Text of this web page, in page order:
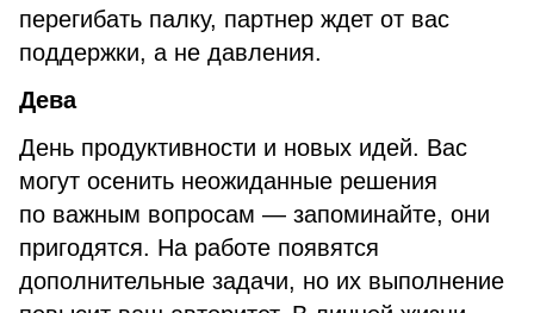
перегибать палку, партнер ждет от вас
поддержки, а не давления.
Дева
День продуктивности и новых идей. Вас
могут осенить неожиданные решения
по важным вопросам — запоминайте, они
пригодятся. На работе появятся
дополнительные задачи, но их выполнение